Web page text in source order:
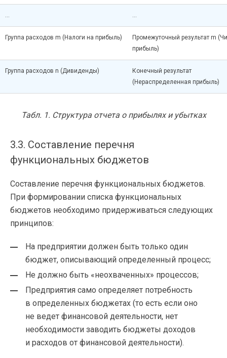
… …
Группа расходов m (Налоги на прибыль)
Промежуточный результат m
прибыль)
Группа расходов n (Дивиденды)
Конечный результат
(Нераспределенная прибыль)
Табл. 1. Структура отчета о прибылях и убытках
3.3. Составление перечня
функциональных бюджетов
Составление перечня функциональных бюджетов.
При формировании списка функциональных
бюджетов необходимо придерживаться следующих
принципов:
На предприятии должен быть только один
бюджет, описывающий определенный процесс;
Не должно быть «неохваченных» процессов;
Предприятия само определяет потребность
в определенных бюджетах (то есть если оно
не ведет финансовой деятельности, нет
необходимости заводить бюджеты доходов
и расходов от финансовой деятельности).